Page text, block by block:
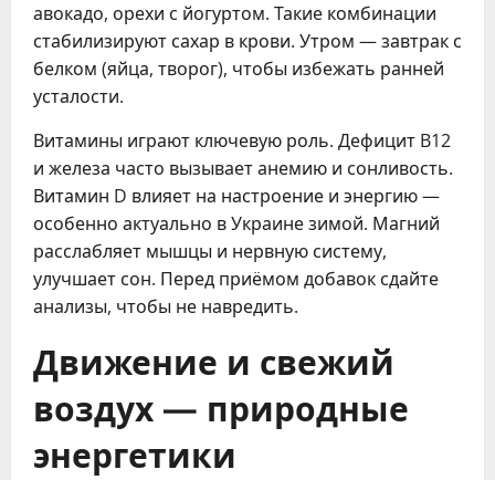
авокадо, орехи с йогуртом. Такие комбинации
стабилизируют сахар в крови. Утром — завтрак с
белком (яйца, творог), чтобы избежать ранней
усталости.
Витамины играют ключевую роль. Дефицит B12
и железа часто вызывает анемию и сонливость.
Витамин D влияет на настроение и энергию —
особенно актуально в Украине зимой. Магний
расслабляет мышцы и нервную систему,
улучшает сон. Перед приёмом добавок сдайте
анализы, чтобы не навредить.
Движение и свежий
воздух — природные
энергетики